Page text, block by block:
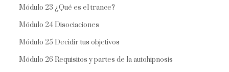
Módulo 23 ¿Qué es el trance?
Módulo 24 Disociaciones
Módulo 25 Decidir tus objetivos
Módulo 26 Requisitos y partes de la autohipnosis